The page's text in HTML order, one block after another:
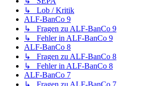
↳ Lob / Kritik
ALF-BanCo 9
↳ Fragen zu ALF-BanCo 9
↳ Fehler in ALF-BanCo 9
ALF-BanCo 8
↳ Fragen zu ALF-BanCo 8
↳ Fehler in ALF-BanCo 8
ALF-BanCo 7